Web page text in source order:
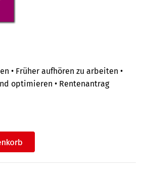
• Früher aufhören zu arbeiten •
optimieren • Rentenantrag